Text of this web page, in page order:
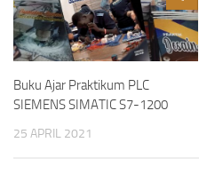
Buku Ajar Praktikum PLC
SIEMENS SIMATIC S7-1200
25 APRIL 2021